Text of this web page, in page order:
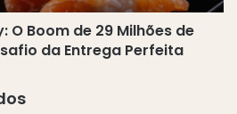
O Boom de 29 Milhões de
da Entrega Perfeita